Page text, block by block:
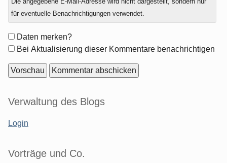
zu
für eventuelle Benachrichtigungen verwendet.
Formular-
Optionen
Daten merken?
Bei Aktualisierung dieser Kommentare benachrichtigen
Seitenleiste
Verwaltung des Blogs
Login
Vorträge und Co.